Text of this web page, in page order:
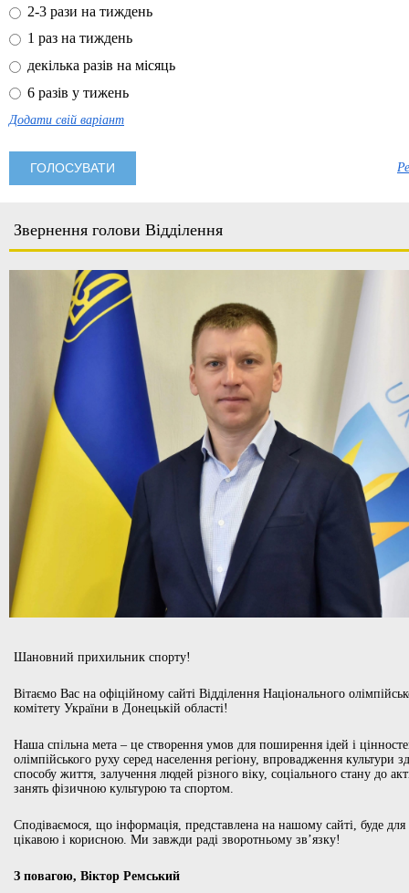
2-3 рази на тиждень
1 раз на тиждень
декілька разів на місяць
6 разів у тижень
Додати свій варіант
Звернення голови Відділення
Шановний прихильник спорту!
Вітаємо Вас на офіційному сайті Відділення Національного
комітету України в Донецькій області!
Наша спільна мета – це створення умов для поширення ідей і
олімпійського руху серед населення регіону, впровадження культури
способу життя, залучення людей різного віку, соціального стану до
занять фізичною культурою та спортом.
Сподіваємося, що інформація, представлена на нашому сайті, буде для
цікавою і корисною. Ми завжди раді зворотньому зв’язку!
З повагою, Віктор Ремський